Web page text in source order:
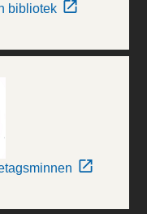
bibliotek